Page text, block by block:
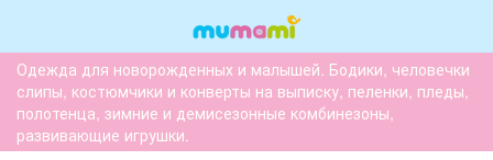
Одежда для новорожденных и малышей. Бодики, человечки
слипы, костюмчики и конверты на выписку, пеленки, пледы,
полотенца, зимние и демисезонные комбинезоны,
развивающие игрушки.